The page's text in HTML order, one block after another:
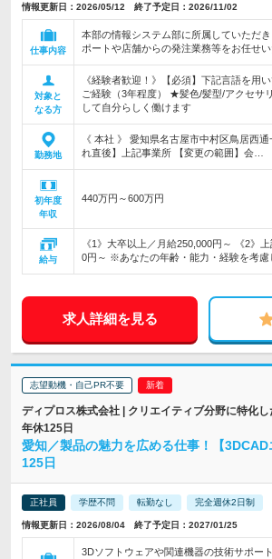
情報更新日：2026/05/12 終了予定日：2026/11/02
仕事内容
本部の情報システム部に所属していただ
ポートや店舗からの発注業務等をお任せ
対象と
なる方
《経験者歓迎！》【必須】下記言語を用
ご経験（3年程度） ★髪色/髪型/アクセサ
して自分らしく働けます
勤務地
《 本社 》 愛知県名古屋市中村区鳥居西
れ直後】上記事業所 【変更の範囲】会…
初年度
年収
440万円～600万円
給与
《1》大卒以上／月給250,000円～ 《2》
0円～ ※あなたの年齢・能力・経験を考慮
求人詳細を見る
志望動機・自己PR不要
ディプロス株式会社 | クリエイティブ分野に特化
年休125日
愛知／製品の魅力を広める仕事！【
125日
正社員 学歴不問 転勤なし 完全週休2日制
情報更新日：2026/08/04 終了予定日：2027/01/25
3Dソフトウェアや関連機器の技術サポー